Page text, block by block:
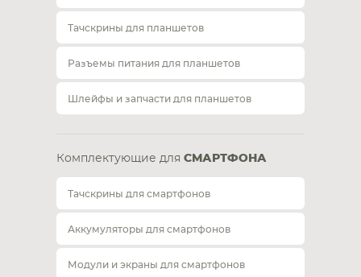
Тачскрины для планшетов
Разъемы питания для планшетов
Шлейфы и запчасти для планшетов
Комплектующие для СМАРТФОНА
Тачскрины для смартфонов
Аккумуляторы для смартфонов
Модули и экраны для смартфонов